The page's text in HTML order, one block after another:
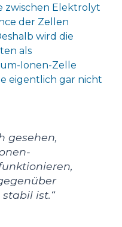
zwischen Elektrolyt
der Zellen
wird die
als
Ionen-Zelle
eigentlich gar nicht
gesehen,
ist.“